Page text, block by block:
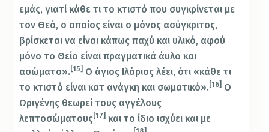
εμάς, γιατί κάθε τι το κτιστό που συγκρίνεται με
τον Θεό, ο οποίος είναι ο μόνος ασύγκριτος,
βρίσκεται να είναι κάπως παχύ και υλικό, αφού
μόνο το Θείο είναι πραγματικά άυλο και
ασώματο». [15] Ο άγιος Ιλάριος λέει, ότι «κάθε τι
το κτιστό είναι κατ ανάγκη και σωματικό». [16] Ο
Ωριγένης θεωρεί τους αγγέλους
λεπτοσώματους [17] και το ίδιο ισχύει και με